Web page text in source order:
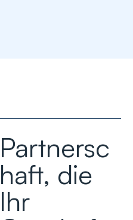
Partnersc
haft, die
Ihr